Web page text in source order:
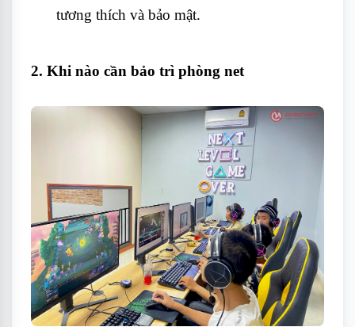
tương thích và bảo mật.
2. Khi nào cần bảo trì phòng net